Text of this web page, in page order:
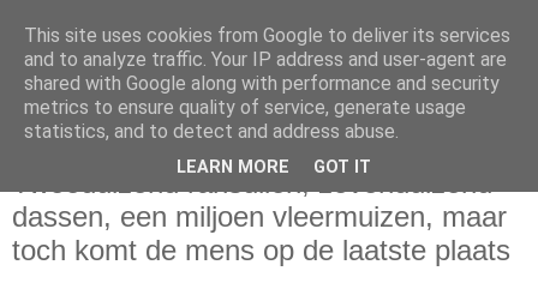
donderdag 4 juni 2026
Tweeduizend ransuilen, zevenduizend
dassen, een miljoen vleermuizen, maar
toch komt de mens op de laatste plaats
This site uses cookies from Google to deliver its services
and to analyze traffic. Your IP address and user-agent are
shared with Google along with performance and security
metrics to ensure quality of service, generate usage
statistics, and to detect and address abuse.
LEARN MORE GOT IT